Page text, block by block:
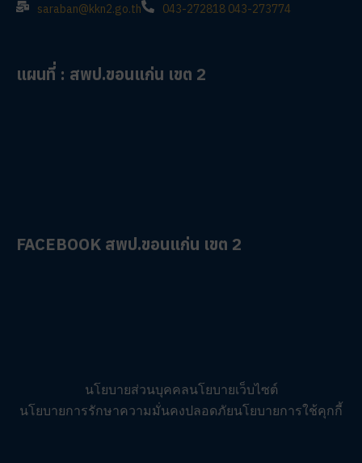
saraban@kkn2.go.th
043-272818 043-273774
แผนที่ : สพป.ขอนแก่น เขต 2
FACEBOOK สพป.ขอนแก่น เขต 2
นโยบายส่วนบุคคลนโยบายเว็บไซต์
นโยบายการรักษาความมั่นคงปลอดภัยนโยบายการใช้คุกกี้